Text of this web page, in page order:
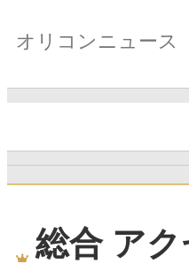
オリコンニュース
総合 ア